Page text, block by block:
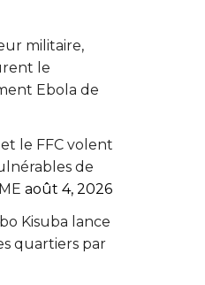
militaire,
le
Ebola de
le FFC volent
de
août 4, 2026
Kisuba lance
quartiers par